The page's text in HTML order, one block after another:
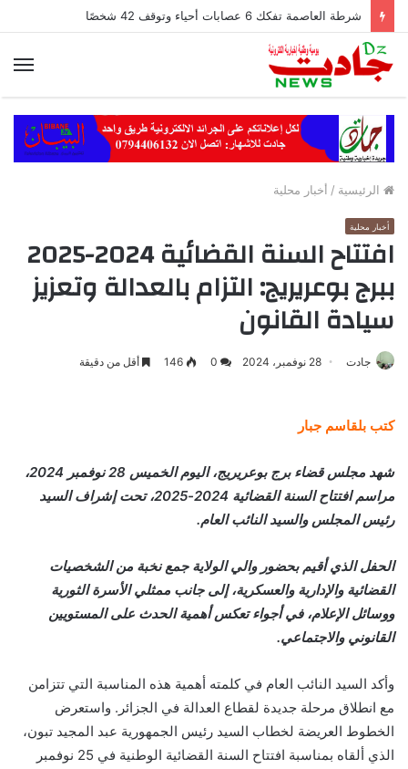
شرطة العاصمة تفكك 6 عصابات أحياء وتوقف 42 شخصًا
الرئيسية / أخبار محلية
أخبار محلية
افتتاح السنة القضائية 2024-2025
ببرج بوعريريج: التزام بالعدالة وتعزيز
سيادة القانون
جادت 28 نوفمبر، 2024 0
146 أقل من دقيقة
كتب بلقاسم جبار
شهد مجلس قضاء برج بوعريريج، اليوم الخميس 28 نوفمبر 2024،
مراسم افتتاح السنة القضائية 2024-2025، تحت إشراف السيد
رئيس المجلس والسيد النائب العام.
الحفل الذي أقيم بحضور والي الولاية جمع نخبة من الشخصيات
القضائية والإدارية والعسكرية، إلى جانب ممثلي الأسرة الثورية
ووسائل الإعلام، في أجواء تعكس أهمية الحدث على المستويين
القانوني والاجتماعي.
وأكد السيد النائب العام في كلمته أهمية هذه المناسبة التي تتزامن
مع انطلاق مرحلة جديدة لقطاع العدالة في الجزائر. واستعرض
الخطوط العريضة لخطاب السيد رئيس الجمهورية عبد المجيد تبون،
الذي ألقاه بمناسبة افتتاح السنة القضائية الوطنية في 25 نوفمبر